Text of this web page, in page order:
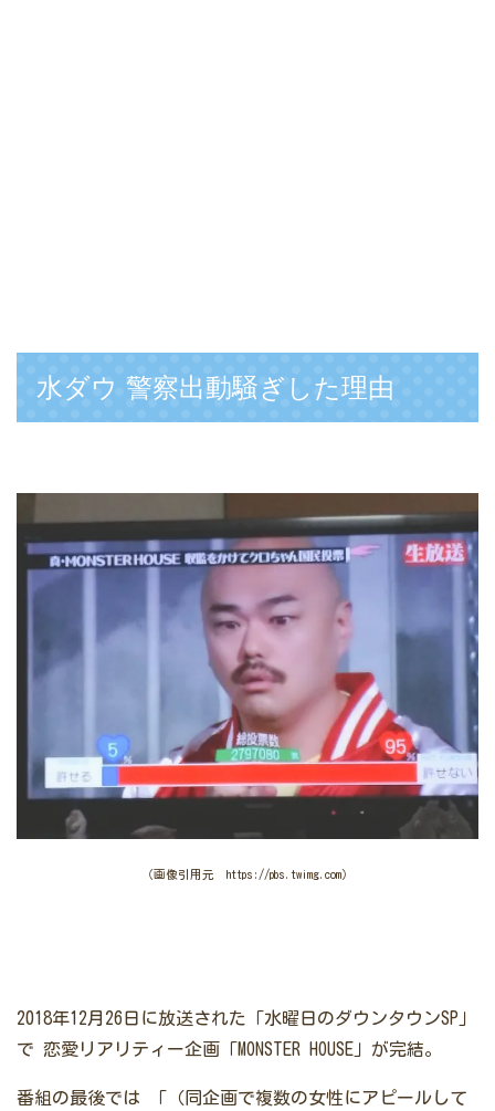
水ダウ 警察出動騒ぎした理由
（画像引用元 https://pbs.twimg.com）
2018年12月26日に放送された「水曜日のダウンタウンSP」
で 恋愛リアリティー企画「MONSTER HOUSE」が完結。
番組の最後では 「（同企画で複数の女性にアピールして